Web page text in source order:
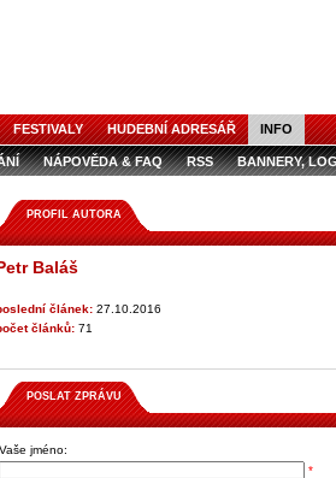
FESTIVALY HUDEBNÍ ADRESÁŘ INFO
NÁPOVĚDA & FAQ RSS BANNERY,
PROFIL AUTORA
Baláš
článek: 27.10.2016
článků: 71
POSLAT ZPRÁVU
Vaše jméno:
*